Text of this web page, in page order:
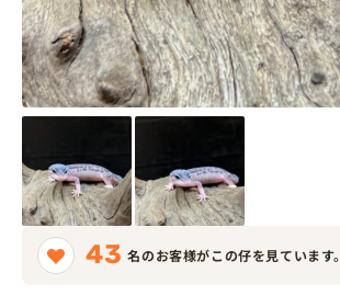
43 名のお客様がこの仔を見ています。